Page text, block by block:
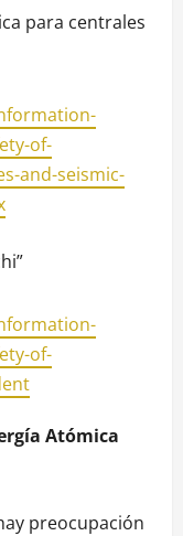
para centrales
of-
and-seismic-
of-
Atómica
preocupación